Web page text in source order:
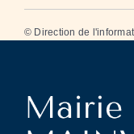
© Direction de